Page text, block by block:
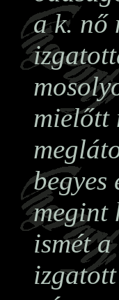
a k. nő
mielőtt
megint
ismét